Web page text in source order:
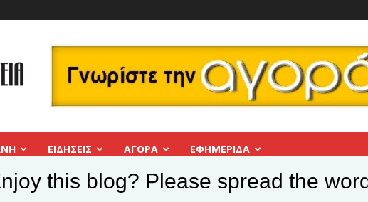
ΕΙΔΗΣΕΙΣ ΑΓΟΡΑ ΕΦΗΜΕΡΊΔΑ
Αριστερή Παρέμβαση: Ενημέρωση για το Συνέδριο της ΚΕΔΕ
this blog? Please spread the